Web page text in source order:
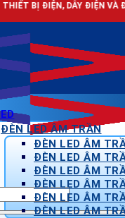
ĐIỆN VÀ ĐÈN LED CHIẾU
ĐÈN LED ÂM TRẦN
ĐÈN LED ÂM
ĐÈN LED ÂM
ĐÈN LED ÂM
ĐÈN LED ÂM
ĐÈN LED ÂM
ĐÈN LED ÂM